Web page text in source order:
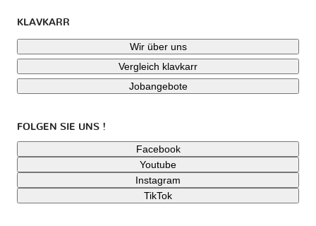
KLAVKARR
Wir über uns
Vergleich klavkarr
Jobangebote
FOLGEN SIE UNS !
Facebook
Youtube
Instagram
TikTok